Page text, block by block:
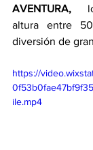
AVENTURA,
altura entre
diversión de
https://
ile.mp4